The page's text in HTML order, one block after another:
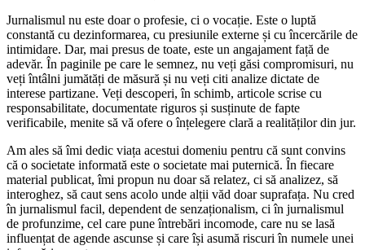
Jurnalismul nu este doar o profesie, ci o vocație. Este o luptă
constantă cu dezinformarea, cu presiunile externe și cu încercările de
intimidare. Dar, mai presus de toate, este un angajament față de
adevăr. În paginile pe care le semnez, nu veți găsi compromisuri, nu
veți întâlni jumătăți de măsură și nu veți citi analize dictate de
interese partizane. Veți descoperi, în schimb, articole scrise cu
responsabilitate, documentate riguros și susținute de fapte
verificabile, menite să vă ofere o înțelegere clară a realităților din jur.
Am ales să îmi dedic viața acestui domeniu pentru că sunt convins
că o societate informată este o societate mai puternică. În fiecare
material publicat, îmi propun nu doar să relatez, ci să analizez, să
interoghez, să caut sens acolo unde alții văd doar suprafața. Nu cred
în jurnalismul facil, dependent de senzaționalism, ci în jurnalismul
de profunzime, cel care pune întrebări incomode, care nu se lasă
influențat de agende ascunse și care își asumă riscuri în numele unei